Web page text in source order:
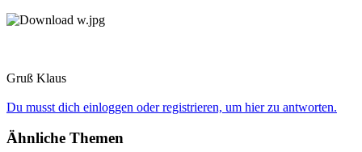
Gruß Klaus
Du musst dich einloggen oder registrieren, um hier zu antworten.
Ähnliche Themen